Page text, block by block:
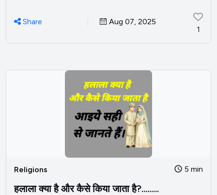
Share
Aug 07, 2025
1
Religions 5 min
हलाला क्या है और कैसे किया जाता है?.........